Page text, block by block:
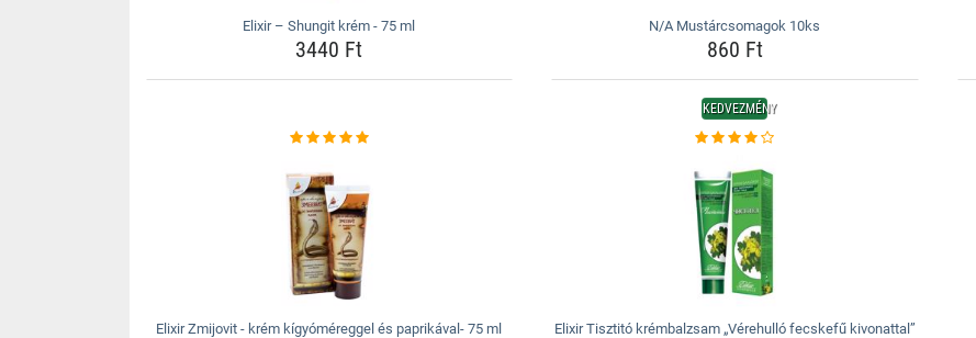
Elixir – Shungit krém - 75 ml
3440 Ft
N/A Mustárcsomagok 10ks
860 Ft
Elixir Zmijovit - krém kígyóméreggel és paprikával- 75 ml
KEDVEZMÉNY
Elixir Tisztitó krémbalzsam „Vérehulló fecskefű kivonattal”